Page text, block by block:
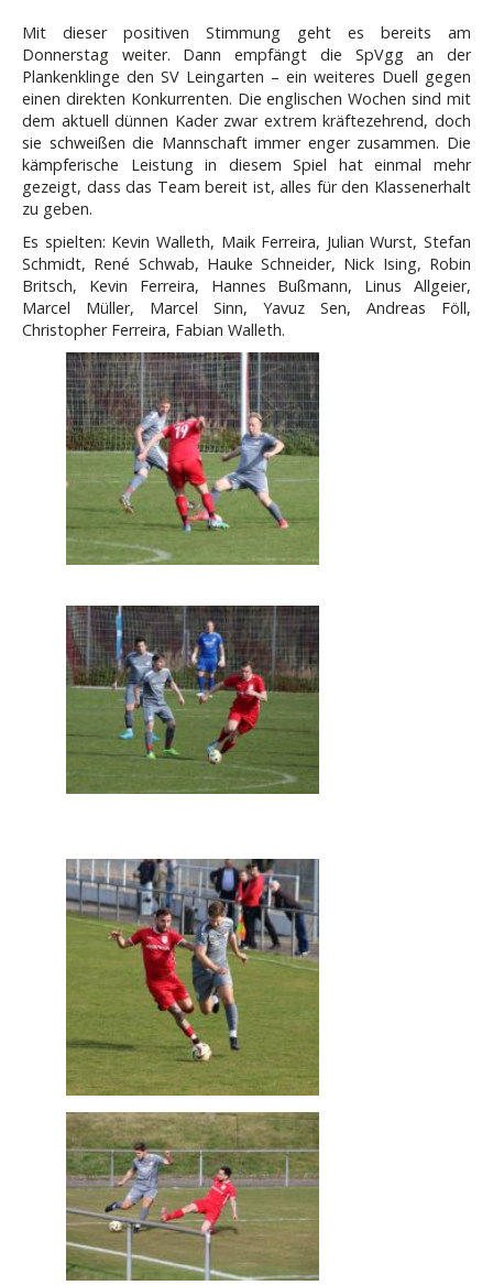
Mit dieser positiven Stimmung geht es bereits am
Donnerstag weiter. Dann empfängt die SpVgg an der
Plankenklinge den SV Leingarten – ein weiteres Duell gegen
einen direkten Konkurrenten. Die englischen Wochen sind mit
dem aktuell dünnen Kader zwar extrem kräftezehrend, doch
sie schweißen die Mannschaft immer enger zusammen. Die
kämpferische Leistung in diesem Spiel hat einmal mehr
gezeigt, dass das Team bereit ist, alles für den Klassenerhalt
zu geben.
Es spielten: Kevin Walleth, Maik Ferreira, Julian Wurst, Stefan
Schmidt, René Schwab, Hauke Schneider, Nick Ising, Robin
Britsch, Kevin Ferreira, Hannes Bußmann, Linus Allgeier,
Marcel Müller, Marcel Sinn, Yavuz Sen, Andreas Föll,
Christopher Ferreira, Fabian Walleth.